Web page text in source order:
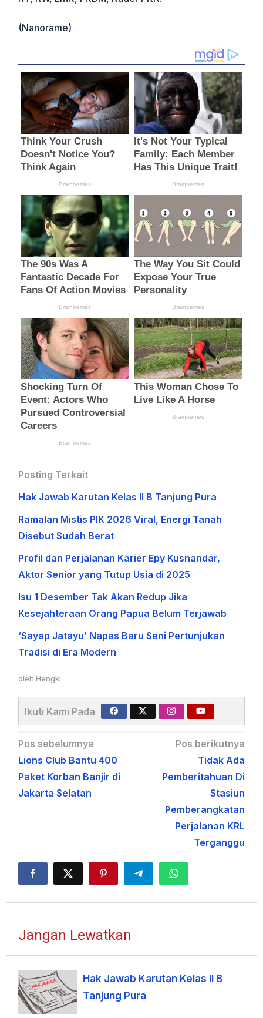
(Nanorame)
Posting Terkait
Hak Jawab Karutan Kelas II B Tanjung Pura
Ramalan Mistis PIK 2026 Viral, Energi Tanah
Disebut Sudah Berat
Profil dan Perjalanan Karier Epy Kusnandar,
Aktor Senior yang Tutup Usia di 2025
Isu 1 Desember Tak Akan Redup Jika
Kesejahteraan Orang Papua Belum Terjawab
‘Sayap Jatayu’ Napas Baru Seni Pertunjukan
Tradisi di Era Modern
oleh Hengki
Ikuti Kami Pada
Navigasi
pos
Pos sebelumnya
Lions Club Bantu 400
Paket Korban Banjir di
Jakarta Selatan
Pos berikutnya
Tidak Ada
Pemberitahuan Di
Stasiun
Pemberangkatan
Perjalanan KRL
Terganggu
Jangan Lewatkan
Hak Jawab Karutan Kelas II B
Tanjung Pura